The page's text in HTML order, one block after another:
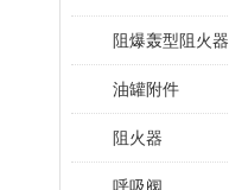
阻爆轰型阻火器
油罐附件
阻火器